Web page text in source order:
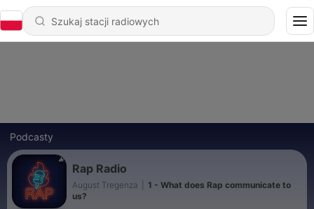
Podcasty
Rap Radio
August Tregenza
1 - What does Rap communicate to
us?